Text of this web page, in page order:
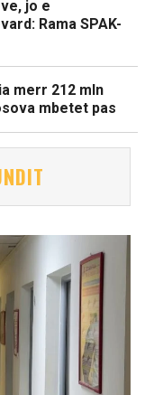
jo e
Rama SPAK-
merr 212 mln
mbetet pas